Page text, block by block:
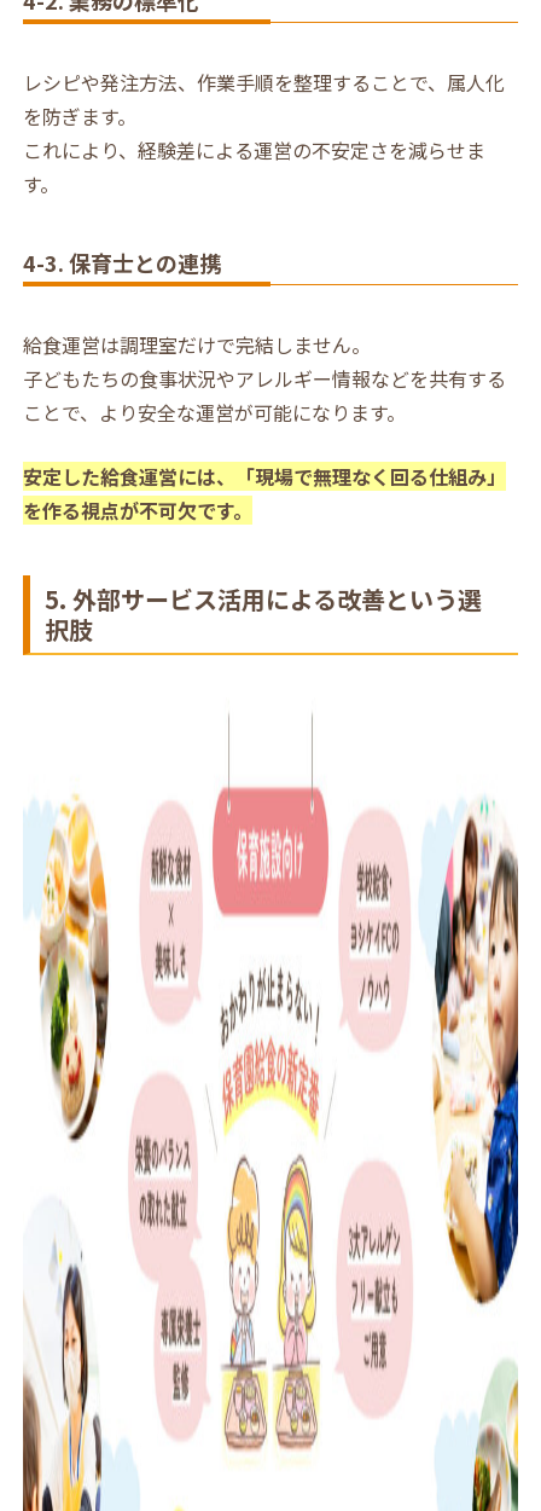
レシピや発注方法、作業手順を整理することで、属人化
を防ぎます。
これにより、経験差による運営の不安定さを減らせま
す。
4-3. 保育士との連携
給食運営は調理室だけで完結しません。
子どもたちの食事状況やアレルギー情報などを共有する
ことで、より安全な運営が可能になります。
安定した給食運営には、「現場で無理なく回る仕組み」
を作る視点が不可欠です。
5. 外部サービス活用による改善という選
択肢